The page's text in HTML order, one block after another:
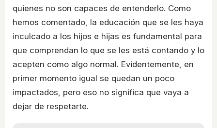
quienes no son capaces de entenderlo. Como
hemos comentado, la educación que se les haya
inculcado a los hijos e hijas es fundamental para
que comprendan lo que se les está contando y lo
acepten como algo normal. Evidentemente, en
primer momento igual se quedan un poco
impactados, pero eso no significa que vaya a
dejar de respetarte.